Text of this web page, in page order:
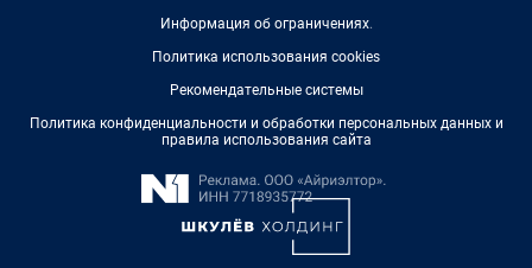
Информация об ограничениях.
Политика использования cookies
Рекомендательные системы
Политика конфиденциальности и обработки персональных данных и
правила использования сайта